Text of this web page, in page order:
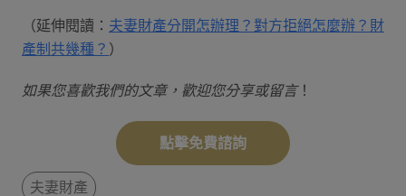
（延伸閱讀： 夫妻財產分開怎辦理？對方拒絕怎麼辦？財
產制共幾種？ ）
如果您喜歡我們的文章，歡迎您分享或留言！
點擊免費諮詢
夫妻財產